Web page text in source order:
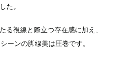
た。
る視線と際立つ存在感に加え、
ーンの脚線美は圧巻です。